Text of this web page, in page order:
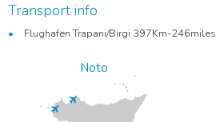
Transport info
Flughafen Trapani/Birgi 397Km-246miles
Noto